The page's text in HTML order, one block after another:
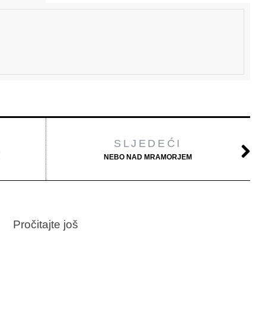
SLJEDEĆI
NEBO NAD MRAMORJEM
Pročitajte još